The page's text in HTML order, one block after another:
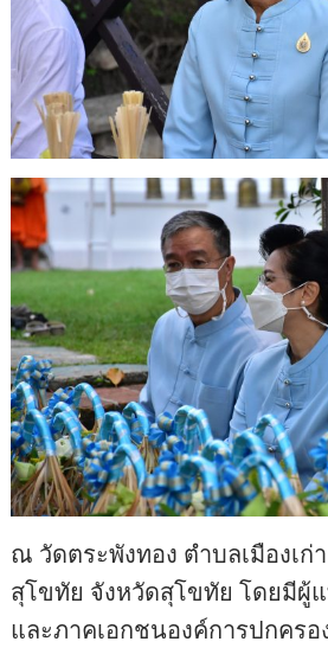
ณ วัดตระพังทอง ตำบลเมืองเก่า
สุโขทัย จังหวัดสุโขทัย โดยมีผู้
และภาคเอกชนองค์การปกคร